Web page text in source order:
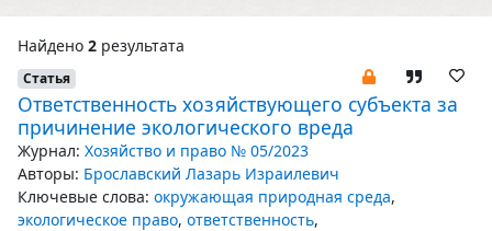
Найдено 2 результата
Статья
Ответственность хозяйствующего субъекта за
причинение экологического вреда
Журнал: Хозяйство и право № 05/2023
Авторы: Брославский Лазарь Израилевич
Ключевые слова: окружающая природная среда,
экологическое право, ответственность,